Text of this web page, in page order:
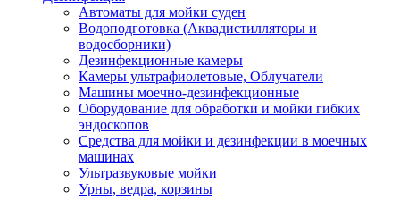
Автоматы для мойки суден
Водоподготовка (Аквадистилляторы и
водосборники)
Дезинфекционные камеры
Камеры ультрафиолетовые, Облучатели
Машины моечно-дезинфекционные
Оборудование для обработки и мойки гибких
эндоскопов
Средства для мойки и дезинфекции в моечных
машинах
Ультразвуковые мойки
Урны, ведра, корзины